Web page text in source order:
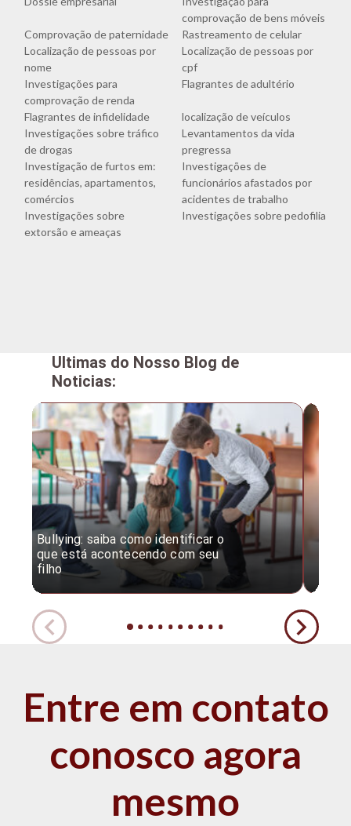
comprovação de bens móveis
Comprovação de paternidade
Rastreamento de celular
Localização de pessoas por
nome
Localização de pessoas por
cpf
Investigações para
comprovação de renda
Flagrantes de adultério
Flagrantes de infidelidade
localização de veículos
Investigações sobre tráfico
de drogas
Levantamentos da vida
pregressa
Investigação de furtos em:
residências, apartamentos,
comércios
Investigações de
funcionários afastados por
acidentes de trabalho
Investigações sobre
extorsão e ameaças
Investigações sobre pedofilia
Ultimas do Nosso Blog de
Noticias:
Bullying: saiba como identificar o
que está acontecendo com seu
filho
Entre em contato
conosco agora
mesmo